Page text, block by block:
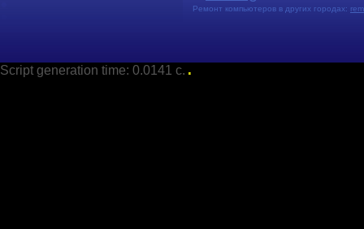
Ремонт компьютеров в других городах:
Script generation time: 0.0141 с.